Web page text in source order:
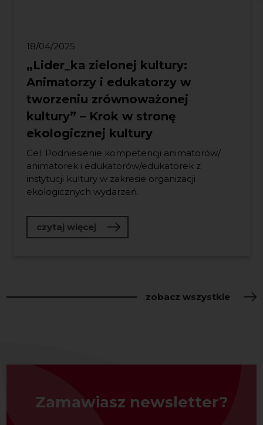
18/04/2025
„Lider_ka zielonej kultury:
Animatorzy i edukatorzy w
tworzeniu zrównoważonej
kultury” – Krok w stronę
ekologicznej kultury
Cel: Podniesienie kompetencji animatorów/
animatorek i edukatorów/edukatorek z
instytucji kultury w zakresie organizacji
ekologicznych wydarzeń.
czytaj więcej o „Lider_ka zielonej kultury:
zobacz wszystkie
Zamawiasz newsletter?